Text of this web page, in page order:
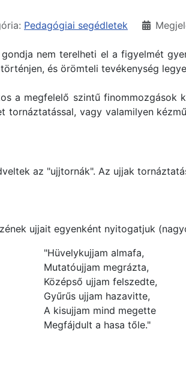
Pedagógiai segédletek
nem terelheti el a figyelmét
és örömteli tevékenység
a megfelelő szintű
tornáztatással, vagy valamilyen
az "ujjtornák". Az ujjak
ujjait egyenként nyitogatjuk
"Hüvelykujjam almafa,
Mutatóujjam megrázta,
Középső ujjam felszedte,
Gyűrűs ujjam hazavitte,
A kisujjam mind megette
Megfájdult a hasa tőle."